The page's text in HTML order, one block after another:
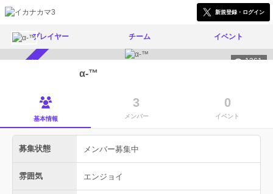
新規登録・ログイン
プレイヤー チーム イベント
1361
α-™️
基本情報
3
メンバー
0
イベント
募集状態 メンバー募集中
雰囲気 エンジョイ